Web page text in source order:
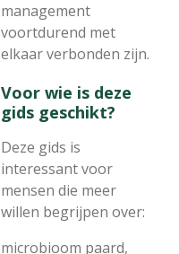
management
voortdurend met
elkaar verbonden zijn.
Voor wie is deze
gids geschikt?
Deze gids is
interessant voor
mensen die meer
willen begrijpen over:
microbioom paard,